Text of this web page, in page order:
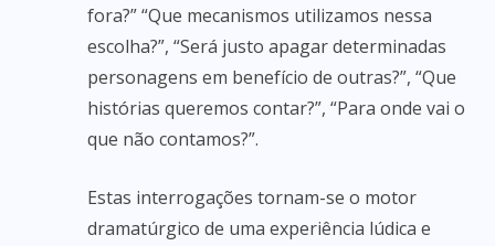
fora?” “Que mecanismos utilizamos nessa
escolha?”, “Será justo apagar determinadas
personagens em benefício de outras?”, “Que
histórias queremos contar?”, “Para onde vai o
que não contamos?”.
Estas interrogações tornam-se o motor
dramatúrgico de uma experiência lúdica e